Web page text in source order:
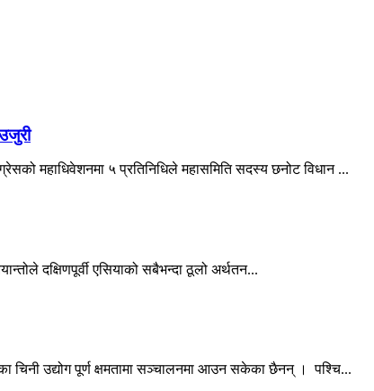
महाधिवेशनमा ५ प्रतिनिधिले महासमिति सदस्य छनोट विधान ...
दक्षिणपूर्वी एसियाको सबैभन्दा ठूलो अर्थतन...
उद्योग पूर्ण क्षमतामा सञ्चालनमा आउन सकेका छैनन् । पश्चि...